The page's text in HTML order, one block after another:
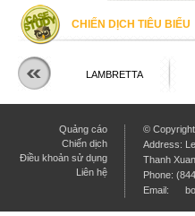
CHIẾN DỊCH TIÊU BIỂU
LAMBRETTA
Quảng cáo
Chiến dịch
Điều khoản sử dụng
Liên hệ
©
Address:
Thanh
Phone:
Email: